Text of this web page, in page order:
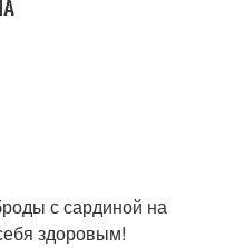
с сардиной на
здоровым!